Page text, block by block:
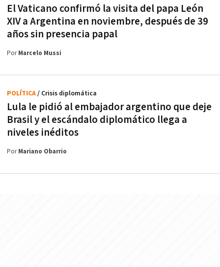
El Vaticano confirmó la visita del papa León
XIV a Argentina en noviembre, después de 39
años sin presencia papal
PorMarcelo Mussi
Lula le pidió al embajador argentino que deje
Brasil y el escándalo diplomático llega a
niveles inéditos
POLÍTICA/ Crisis diplomática
PorMariano Obarrio